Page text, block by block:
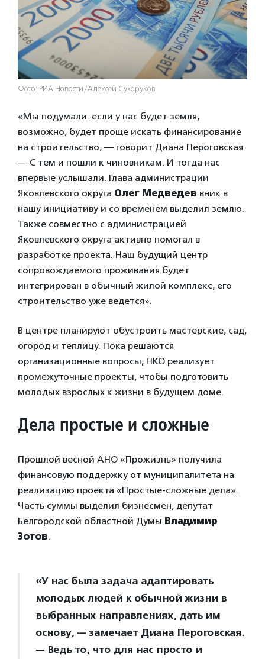
Фото: РИА Новости/Алексей Сухоруков
«Мы подумали: если у нас будет земля,
возможно, будет проще искать финансирование
на строительство, — говорит Диана Пероговская.
— С тем и пошли к чиновникам. И тогда нас
впервые услышали. Глава администрации
Яковлевского округа Олег Медведев вник в
нашу инициативу и со временем выделил землю.
Также совместно с администрацией
Яковлевского округа активно помогал в
разработке проекта. Наш будущий центр
сопровождаемого проживания будет
интегрирован в обычный жилой комплекс, его
строительство уже ведется».
В центре планируют обустроить мастерские, сад,
огород и теплицу. Пока решаются
организационные вопросы, НКО реализует
промежуточные проекты, чтобы подготовить
молодых взрослых к жизни в будущем доме.
Дела простые и сложные
Прошлой весной АНО «Прожизнь» получила
финансовую поддержку от муниципалитета на
реализацию проекта «Простые-сложные дела».
Часть суммы выделил бизнесмен, депутат
Белгородской областной Думы Владимир
Зотов.
«У нас была задача адаптировать
молодых людей к обычной жизни в
выбранных направлениях, дать им
основу, — замечает Диана Пероговская.
— Ведь то, что для нас просто и